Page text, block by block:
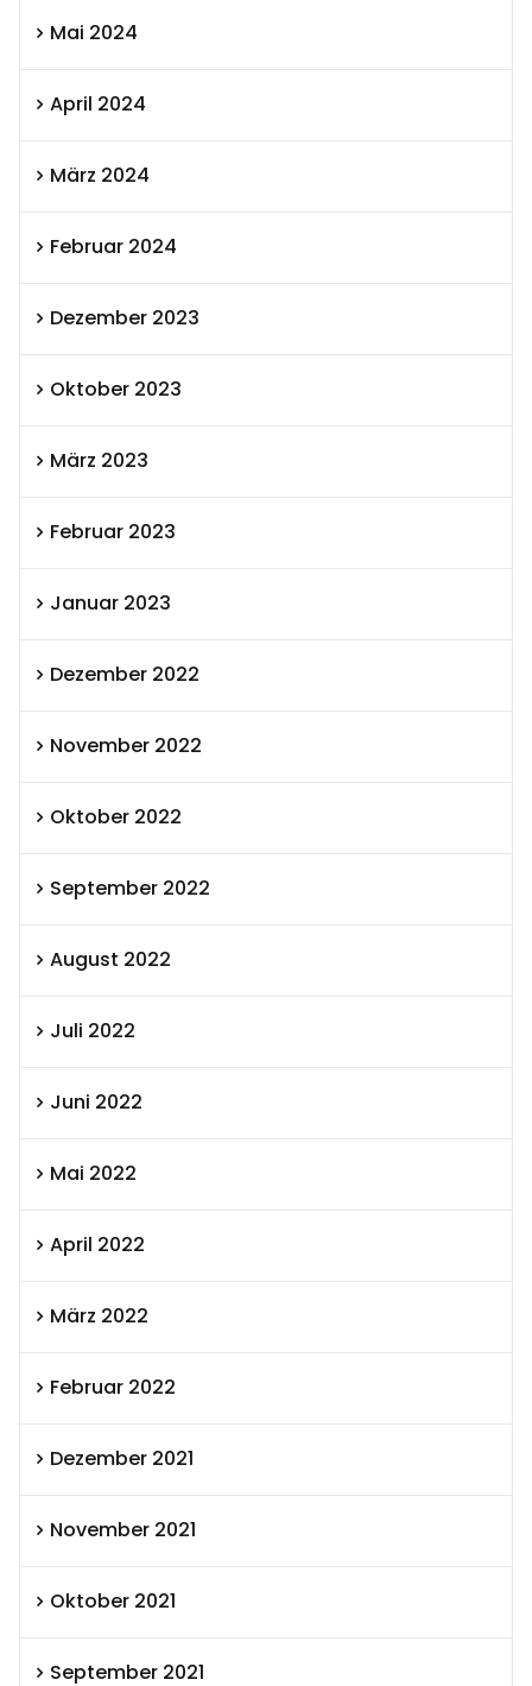
Mai 2024
April 2024
März 2024
Februar 2024
Dezember 2023
Oktober 2023
März 2023
Februar 2023
Januar 2023
Dezember 2022
November 2022
Oktober 2022
September 2022
August 2022
Juli 2022
Juni 2022
Mai 2022
April 2022
März 2022
Februar 2022
Dezember 2021
November 2021
Oktober 2021
September 2021